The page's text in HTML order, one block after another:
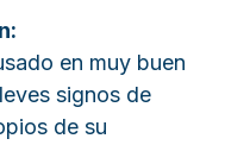
en muy buen
signos de
de su